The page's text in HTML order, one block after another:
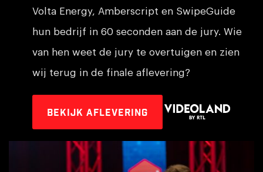
Volta Energy, Amberscript en SwipeGuide
hun bedrijf in 60 seconden aan de jury. Wie
van hen weet de jury te overtuigen en zien
wij terug in de finale aflevering?
Bekijk aflevering